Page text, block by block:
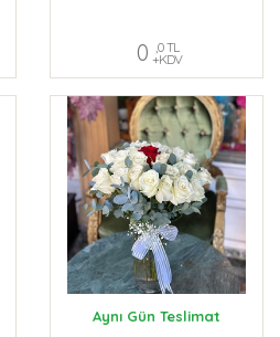
0 ,0 TL
+KDV
Aynı Gün Teslimat